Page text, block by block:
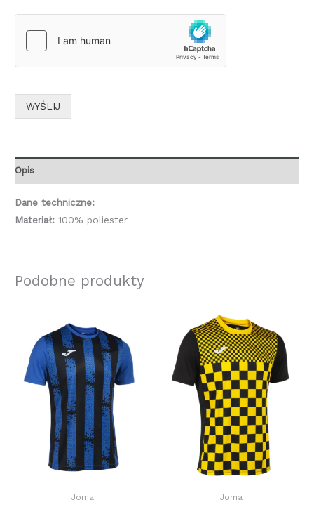
WYŚLIJ
Opis
Dane techniczne:
Materiał: 100% poliester
Podobne produkty
Joma Joma